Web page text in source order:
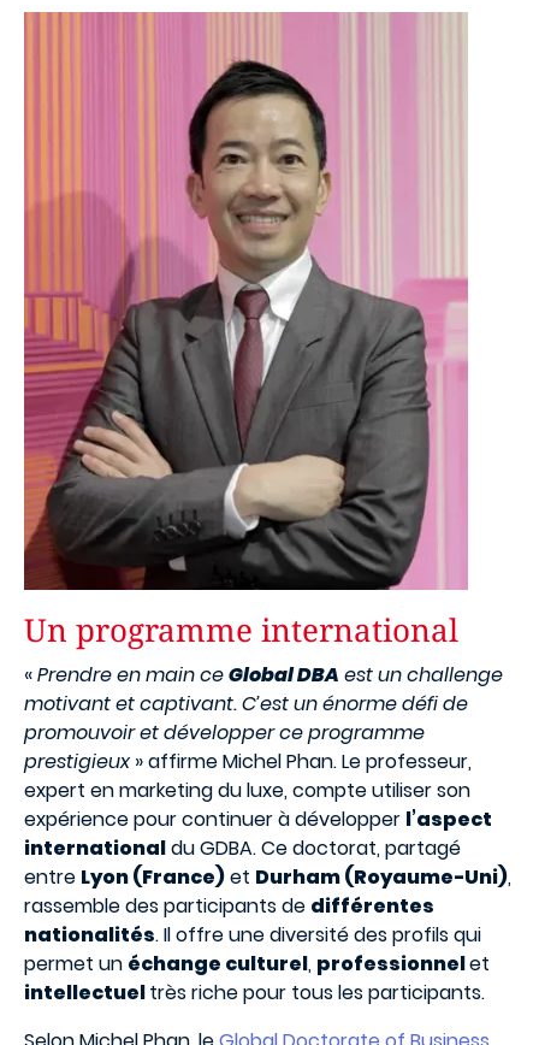
Un programme international
«Prendre en main ceGlobal DBA est un challenge
motivant et captivant. C’est un énorme défi de
promouvoir et développer ce programme
prestigieux» affirme Michel Phan. Le professeur,
expert en marketing du luxe, compte utiliser son
expérience pour continuer à développer l’aspect
internationaldu GDBA. Ce doctorat, partagé
entre Lyon (France)et Durham (Royaume-Uni),
rassemble des participants de différentes
nationalités. Il offre une diversité des profils qui
permet un échange culturel, professionnelet
intellectueltrès riche pour tous les participants.